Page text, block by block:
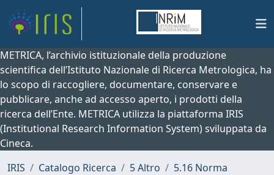
METRICA, l’archivio istituzionale della produzione
scientifica dell’Istituto Nazionale di Ricerca Metrologica, ha
lo scopo di raccogliere, documentare, conservare e
pubblicare, anche ad accesso aperto, i prodotti della
ricerca dell’Ente. METRICA utilizza la piattaforma IRIS
(Institutional Research Information System) sviluppata da
Cineca.
IRIS
Catalogo Ricerca 5 Altro 5.16 Norma